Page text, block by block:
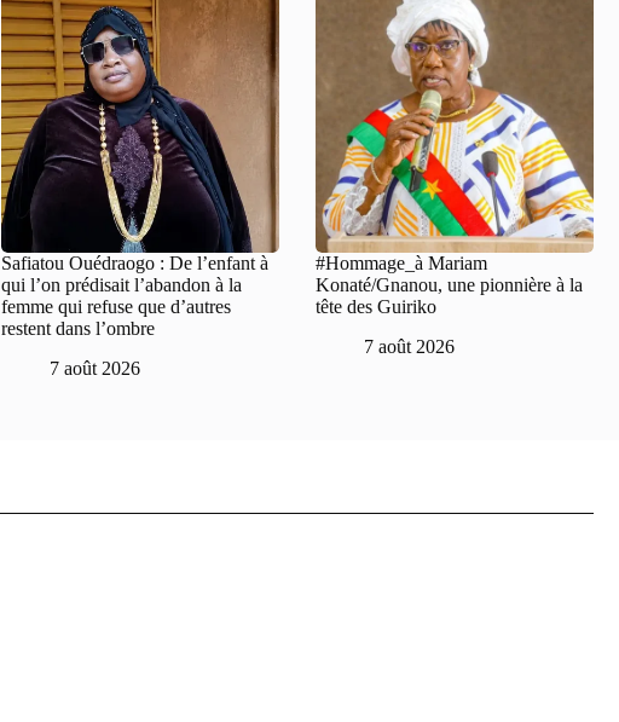
Safiatou Ouédraogo : De l’enfant à
qui l’on prédisait l’abandon à la
femme qui refuse que d’autres
restent dans l’ombre
7 août 2026
#Hommage_à Mariam
Konaté/Gnanou, une pionnière à la
tête des Guiriko
7 août 2026